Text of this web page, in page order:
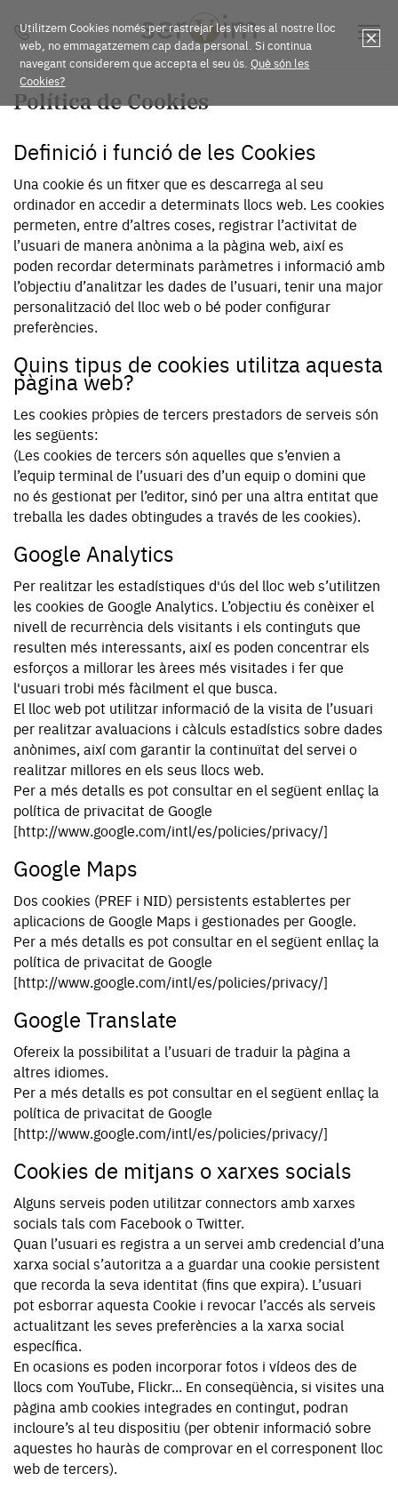
Utilitzem Cookies només per rastrejar les visites al nostre lloc
web, no emmagatzemem cap dada personal. Si continua
navegant considerem que accepta el seu ús.Què són les
Cookies?
Política de Cookies
Definició i funció de les Cookies
Una cookie és un fitxer que es descarrega al seu
ordinador en accedir a determinats llocs web. Les cookies
permeten, entre d’altres coses, registrar l’activitat de
l’usuari de manera anònima a la pàgina web, així es
poden recordar determinats paràmetres i informació amb
l’objectiu d’analitzar les dades de l’usuari, tenir una major
personalització del lloc web o bé poder configurar
preferències.
Quins tipus de cookies utilitza aquesta
pàgina web?
Les cookies pròpies de tercers prestadors de serveis són
les següents:
(Les cookies de tercers són aquelles que s’envien a
l’equip terminal de l’usuari des d’un equip o domini que
no és gestionat per l’editor, sinó per una altra entitat que
treballa les dades obtingudes a través de les cookies).
Google Analytics
Per realitzar les estadístiques d'ús del lloc web s’utilitzen
les cookies de Google Analytics. L’objectiu és conèixer el
nivell de recurrència dels visitants i els continguts que
resulten més interessants, així es poden concentrar els
esforços a millorar les àrees més visitades i fer que
l'usuari trobi més fàcilment el que busca.
El lloc web pot utilitzar informació de la visita de l’usuari
per realitzar avaluacions i càlculs estadístics sobre dades
anònimes, així com garantir la continuïtat del servei o
realitzar millores en els seus llocs web.
Per a més detalls es pot consultar en el següent enllaç la
política de privacitat de Google
[http://www.google.com/intl/es/policies/privacy/]
Google Maps
Dos cookies (PREF i NID) persistents establertes per
aplicacions de Google Maps i gestionades per Google.
Per a més detalls es pot consultar en el següent enllaç la
política de privacitat de Google
[http://www.google.com/intl/es/policies/privacy/]
Google Translate
Ofereix la possibilitat a l’usuari de traduir la pàgina a
altres idiomes.
Per a més detalls es pot consultar en el següent enllaç la
política de privacitat de Google
[http://www.google.com/intl/es/policies/privacy/]
Cookies de mitjans o xarxes socials
Alguns serveis poden utilitzar connectors amb xarxes
socials tals com Facebook o Twitter.
Quan l’usuari es registra a un servei amb credencial d’una
xarxa social s’autoritza a a guardar una cookie persistent
que recorda la seva identitat (fins que expira). L’usuari
pot esborrar aquesta Cookie i revocar l’accés als serveis
actualitzant les seves preferències a la xarxa social
específica.
En ocasions es poden incorporar fotos i vídeos des de
llocs com YouTube, Flickr... En conseqüència, si visites una
pàgina amb cookies integrades en contingut, podran
incloure’s al teu dispositiu (per obtenir informació sobre
aquestes ho hauràs de comprovar en el corresponent lloc
web de tercers).